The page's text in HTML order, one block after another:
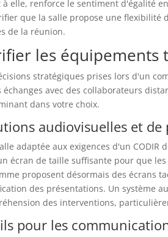
à elle, renforce le sentiment d'égalité
que la salle propose une flexibilité
de la réunion.
les équipements
stratégiques prises lors d'un
échanges avec des collaborateurs
dans votre choix.
audiovisuelles et
adaptée aux exigences d'un
écran de taille suffisante pour que
proposent désormais des écrans
des présentations. Un système
des interventions,
pour les